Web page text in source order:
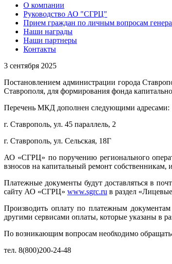
О компании
Руководство АО "СГРЦ"
Прием граждан по личным вопросам
Наши награды
Наши партнеры
Контакты
3 сентября 2025
Постановлением администрации города
Ставрополя, для формирования фонда
Перечень МКД дополнен следующими адресами:
г. Ставрополь, ул. 45 параллель, 2
г. Ставрополь, ул. Сельская, 18Г
АО «СГРЦ» по поручению регионального
взносов на капитальный ремонт
Платежные документы будут доставляться в
сайту АО «СГРЦ» www.sgrc.ru в раздел
Производить оплату по платежным
другими сервисами оплаты, которые указаны в
По возникающим вопросам необходимо
тел. 8(800)200-24-48